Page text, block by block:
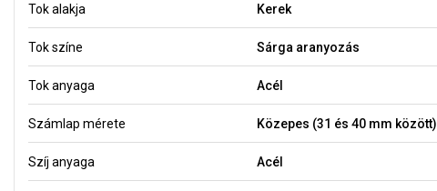
Tok alakja Kerek
Tok színe Sárga aranyozás
Tok anyaga Acél
Számlap mérete Közepes (31 és 40 mm között)
Szíj anyaga Acél